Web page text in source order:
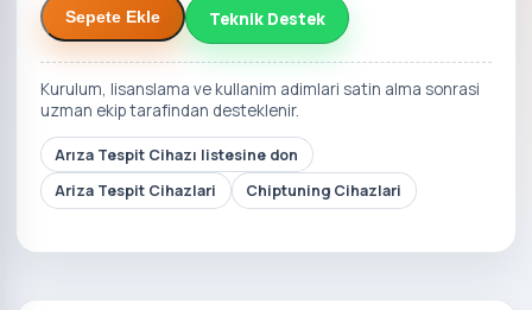
Sepete Ekle Teknik Destek
Kurulum, lisanslama ve kullanim adimlari satin alma sonrasi
uzman ekip tarafindan desteklenir.
Arıza Tespit Cihazı listesine don
Ariza Tespit Cihazlari
Chiptuning Cihazlari